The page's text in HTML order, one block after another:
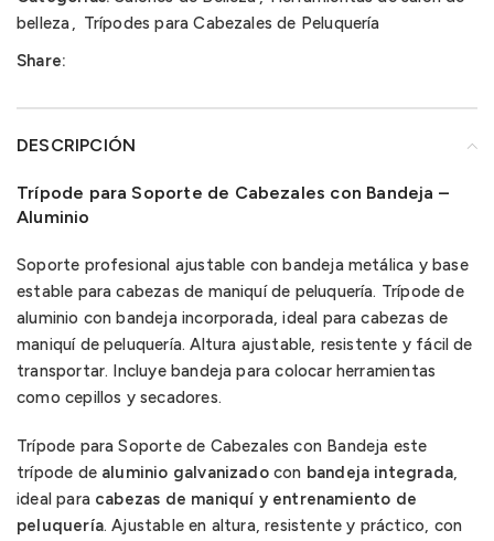
belleza, Trípodes para Cabezales de Peluquería
Share:
DESCRIPCIÓN
Trípode para Soporte de Cabezales con Bandeja –
Aluminio
Soporte profesional ajustable con bandeja metálica y base
estable para cabezas de maniquí de peluquería. Trípode de
aluminio con bandeja incorporada, ideal para cabezas de
maniquí de peluquería. Altura ajustable, resistente y fácil de
transportar. Incluye bandeja para colocar herramientas
como cepillos y secadores.
Trípode para Soporte de Cabezales con Bandeja este
trípode de aluminio galvanizadocon bandeja integrada,
ideal para cabezas de maniquí y entrenamiento de
peluquería. Ajustable en altura, resistente y práctico, con